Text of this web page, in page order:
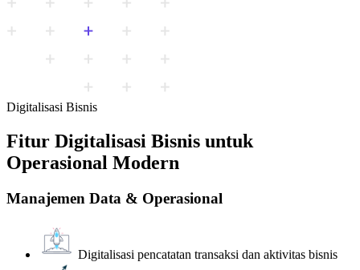
Digitalisasi Bisnis
Fitur Digitalisasi Bisnis untuk
Operasional Modern
Manajemen Data & Operasional
Digitalisasi pencatatan transaksi dan aktivitas bisnis